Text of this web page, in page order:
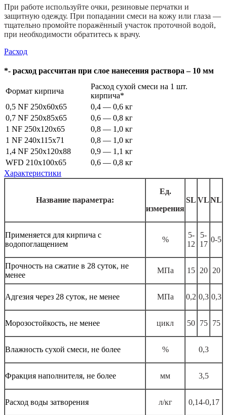
При работе используйте очки, резиновые перчатки и
защитную одежду. При попадании смеси на кожу или глаза —
тщательно промойте поражённый участок проточной водой,
при необходимости обратитесь к врачу.
Расход
*- расход рассчитан при слое нанесения раствора – 10 мм
Формат кирпича
Расход сухой смеси на 1 шт.
кирпича*
0,5 NF 250x60x65
0,4 — 0,6 кг
0,7 NF 250x85x65
0,6 — 0,8 кг
1 NF 250x120x65
0,8 — 1,0 кг
1 NF 240x115x71
0,8 — 1,0 кг
1,4 NF 250x120x88
0,9 — 1,1 кг
WFD 210x100x65
0,6 — 0,8 кг
Характеристики
Название параметра:
Ед.
измерения
SL VLNL
Применяется для кирпича с
водопоглащением
%
5-
12
5-
17
0-5
Прочность на сжатие в 28 суток, не
менее
МПа 15 20 20
Адгезия через 28 суток, не менее МПа 0,2 0,3 0,3
Морозостойкость, не менее цикл 50 75 75
Влажность сухой смеси, не более % 0,3
Фракция наполнителя, не более мм 3,5
Расход воды затворения л/кг 0,14-0,17